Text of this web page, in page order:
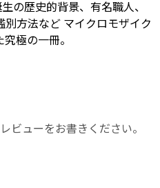
の歴史的背景、有名職人、
方法など マイクロモザイク
極の一冊。
ビューをお書きください。